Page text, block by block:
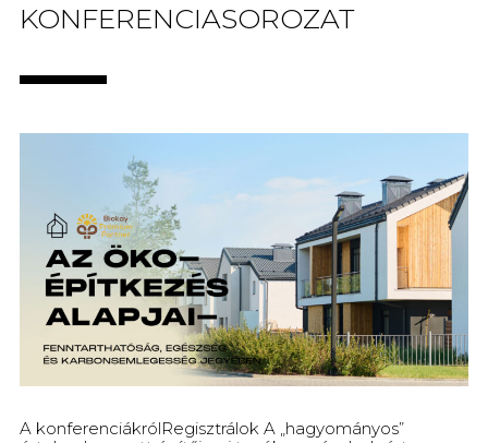
KONFERENCIASOROZAT
A konferenciákrólRegisztrálok A „hagyományos”